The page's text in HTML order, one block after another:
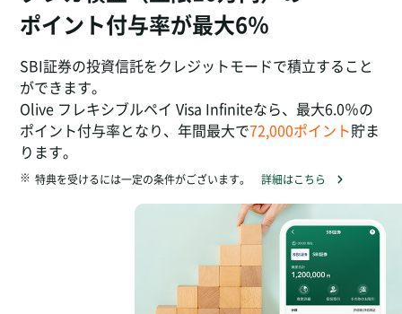
ポイント付与率が最大6％
SBI証券の投資信託をクレジットモードで積立すること
ができます。
Olive フレキシブルペイ Visa Infiniteなら、最大6.0％の
ポイント付与率となり、年間最大で72,000ポイント貯ま
ります。
※ 特典を受けるには一定の条件がございます。 詳細はこちら